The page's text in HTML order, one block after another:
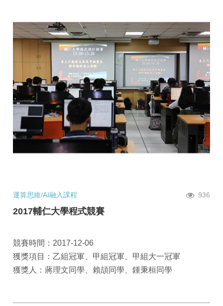
運算思維/AI融入課程 936
2017輔仁大學程式競賽
競賽時間：2017-12-06
獲獎項目：乙組冠軍、甲組冠軍、甲組大一冠軍
獲獎人：蔣理文同學、賴頡同學、鍾秉桓同學